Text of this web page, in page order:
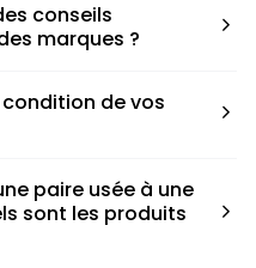
conseils
marques ?
que ce soit une taille
à votre taille
de vos
paire usée à une
sont les produits